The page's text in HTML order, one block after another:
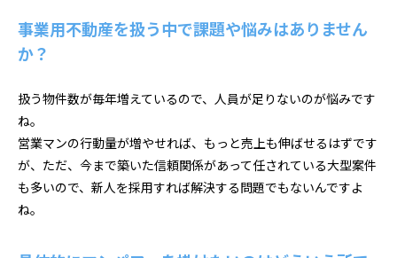
事業用不動産を扱う中で課題や悩みはありません
か？
扱う物件数が毎年増えているので、人員が足りないのが悩みです
ね。
営業マンの行動量が増やせれば、もっと売上も伸ばせるはずです
が、ただ、今まで築いた信頼関係があって任されている大型案件
も多いので、新人を採用すれば解決する問題でもないんですよ
ね。